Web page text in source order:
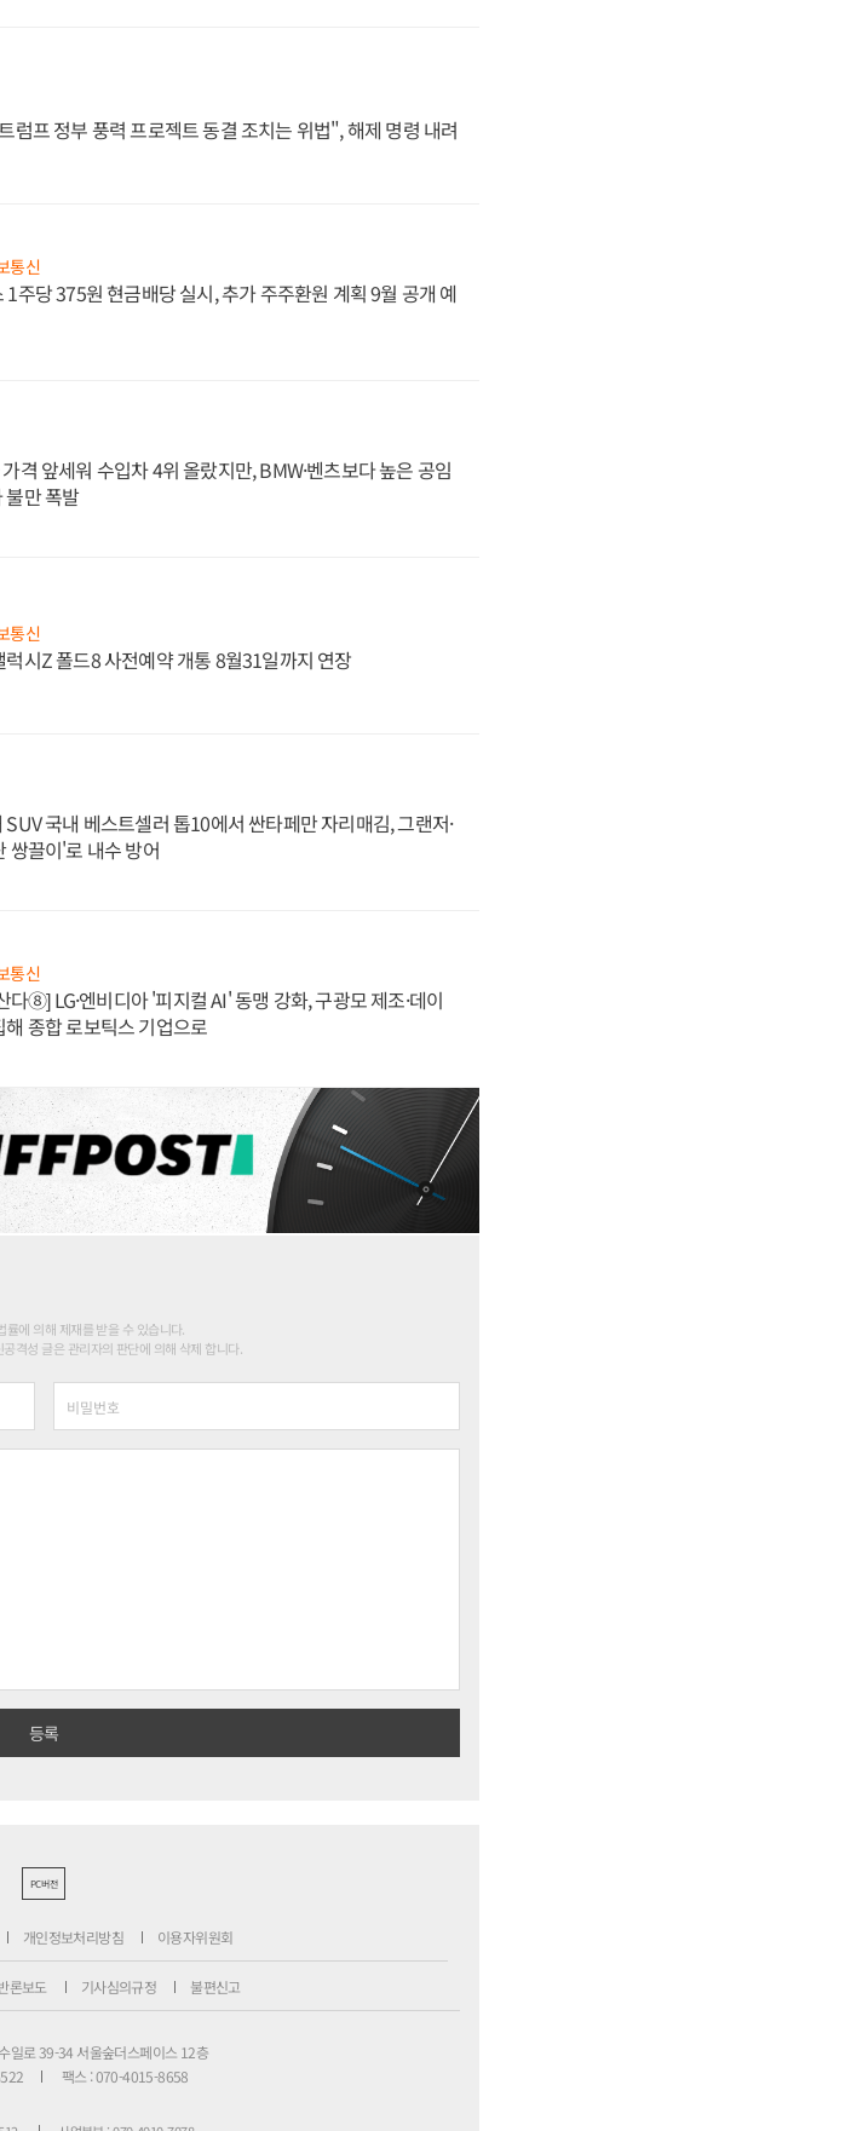
럼프 정부 풍력 프로젝트 동결 조치는 위법", 해제 명령 내려
통신
1주당 375원 현금배당 실시, 추가 주주환원 계획 9월 공개 예
격 앞세워 수입차 4위 올랐지만, BMW·벤츠보다 높은 공임
불만 폭발
통신
럭시Z 폴드8 사전예약 개통 8월31일까지 연장
SUV 국내 베스트셀러 톱10에서 싼타페만 자리매김, 그랜저·
쌍끌이'로 내수 방어
통신
다⑧] LG·엔비디아 '피지컬 AI' 동맹 강화, 구광모 제조·데이
해 종합 로보틱스 기업으로
에 의해 제재를 받을 수 있습니다.
격성 글은 관리자의 판단에 의해 삭제 합니다.
PC버전
개인정보처리방침 이용자위원회
론보도 기사심의규정 불편신고
일로 39-34 서울숲더스페이스 12층
팩스 : 070-4015-8658